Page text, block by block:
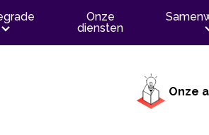
Onze
diensten
Onze